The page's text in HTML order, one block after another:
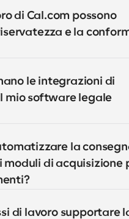
di Cal.com possono
e la
le integrazioni di
mio software legale
la
moduli di acquisizione
di lavoro supportare